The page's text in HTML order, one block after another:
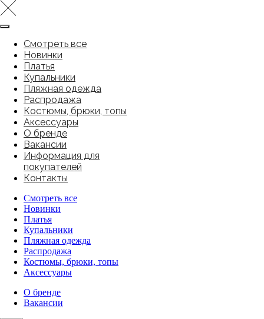
Смотреть все
Новинки
Платья
Купальники
Пляжная одежда
Распродажа
Костюмы, брюки, топы
Аксессуары
О бренде
Вакансии
Информация для
покупателей
Контакты
Смотреть все
Новинки
Платья
Купальники
Пляжная одежда
Распродажа
Костюмы, брюки, топы
Аксессуары
О бренде
Вакансии